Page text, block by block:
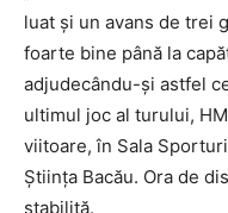
luat și un avans de trei
foarte bine până la
adjudecându-și astfel
ultimul joc al turului,
viitoare, în Sala
Știința Bacău. Ora de
stabilită.